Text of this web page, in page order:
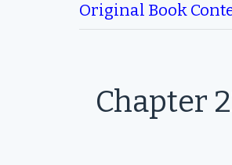
Original Book
Chapter